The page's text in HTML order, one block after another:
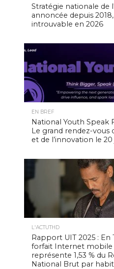
Stratégie nationale de
annoncée depuis
introuvable en 2026
EN BREF
National Youth Speak
Le grand rendez-vous
et de l’innovation le 20
L'ACTUTHD
Rapport UIT 2025 : En
forfait Internet mobile
représente 1,53 % du
National Brut par